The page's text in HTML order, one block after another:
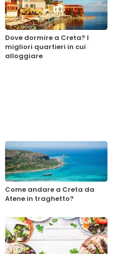
Dove dormire a Creta? I
migliori quartieri in cui
alloggiare
Come andare a Creta da
Atene in traghetto?